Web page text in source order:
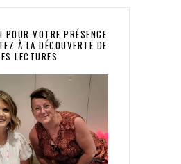
POUR VOTRE PRÉSENCE
À LA DÉCOUVERTE DE
LECTURES